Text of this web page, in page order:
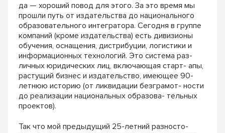
да — хороший повод для этого. За это время мы
прошли путь от издательства до национального
образовательного интегратора. Сегодня в группе
компаний (кроме издательства) есть дивизионы
обучения, оснащения, дистрибуции, логистики и
информационных технологий. Это система раз-
личных юридических лиц, включающая старт- апы,
растущий бизнес и издательство, имеющее 90-
летнюю историю (от ликвидации безграмот- ности
до реализации национальных образова- тельных
проектов).
Так что мой предыдущий 25-летний разносто-